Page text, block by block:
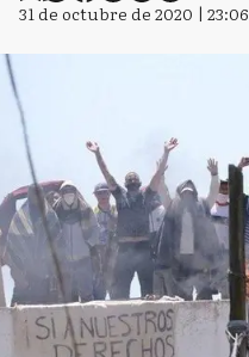
31 de octubre de 2020 | 23:06